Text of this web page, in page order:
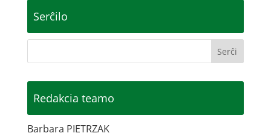
Serĉilo
Redakcia teamo
Barbara PIETRZAK